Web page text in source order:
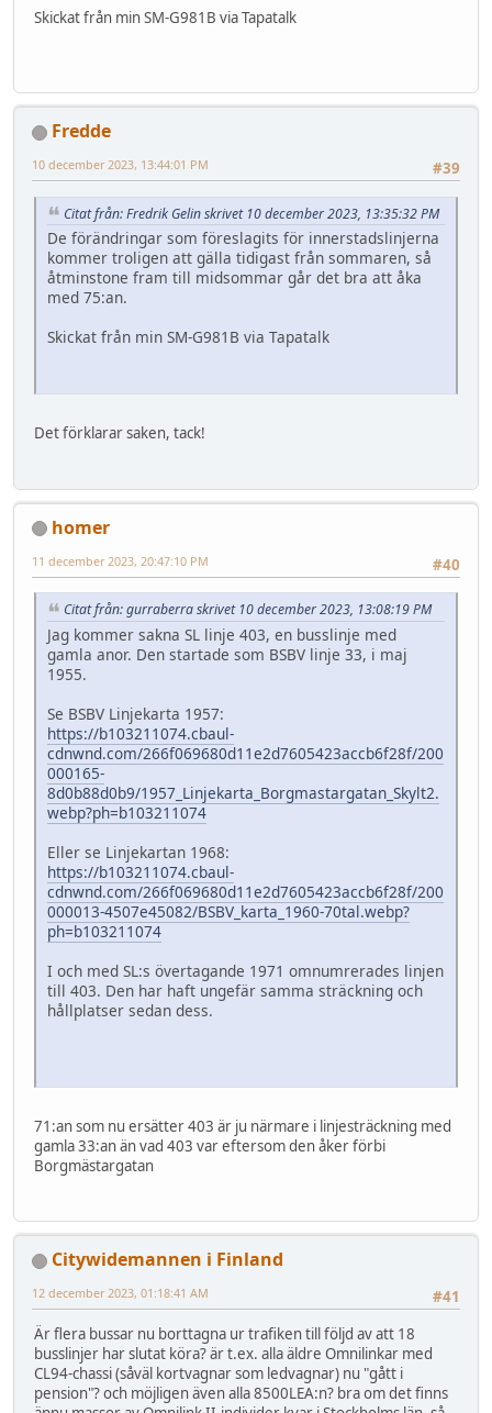
Skickat från min SM-G981B via Tapatalk
Fredde
#39
10 december 2023, 13:44:01 PM
Citat från: Fredrik Gelin skrivet 10 december 2023, 13:35:32 PM
De förändringar som föreslagits för innerstadslinjerna
kommer troligen att gälla tidigast från sommaren, så
åtminstone fram till midsommar går det bra att åka
med 75:an.
Skickat från min SM-G981B via Tapatalk
Det förklarar saken, tack!
homer
#40
11 december 2023, 20:47:10 PM
Citat från: gurraberra skrivet 10 december 2023, 13:08:19 PM
Jag kommer sakna SL linje 403, en busslinje med
gamla anor. Den startade som BSBV linje 33, i maj
1955.
Se BSBV Linjekarta 1957:
https://b103211074.cbaul-
cdnwnd.com/266f069680d11e2d7605423accb6f28f/200
000165-
8d0b88d0b9/1957_Linjekarta_Borgmastargatan_Skylt2.
webp?ph=b103211074
Eller se Linjekartan 1968:
https://b103211074.cbaul-
cdnwnd.com/266f069680d11e2d7605423accb6f28f/200
000013-4507e45082/BSBV_karta_1960-70tal.webp?
ph=b103211074
I och med SL:s övertagande 1971 omnumrerades linjen
till 403. Den har haft ungefär samma sträckning och
hållplatser sedan dess.
71:an som nu ersätter 403 är ju närmare i linjesträckning med
gamla 33:an än vad 403 var eftersom den åker förbi
Borgmästargatan
Citywidemannen i Finland
#41
12 december 2023, 01:18:41 AM
Är flera bussar nu borttagna ur trafiken till följd av att 18
busslinjer har slutat köra? är t.ex. alla äldre Omnilinkar med
CL94-chassi (såväl kortvagnar som ledvagnar) nu "gått i
pension"? och möjligen även alla 8500LEA:n? bra om det finns